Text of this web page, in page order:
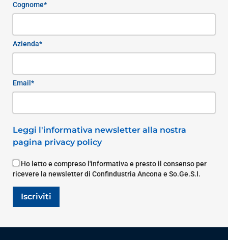
Cognome*
Azienda*
Email*
Leggi l'informativa newsletter alla nostra
pagina privacy policy
Ho letto e compreso l'informativa e presto il consenso per
ricevere la newsletter di Confindustria Ancona e So.Ge.S.I.
Iscriviti